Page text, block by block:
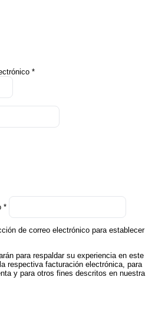
*Obligatorio
*
Obligatorio
de correo electrónico para establecer
para respaldar su experiencia en este
respectiva facturación electrónica, para
y para otros fines descritos en nuestra